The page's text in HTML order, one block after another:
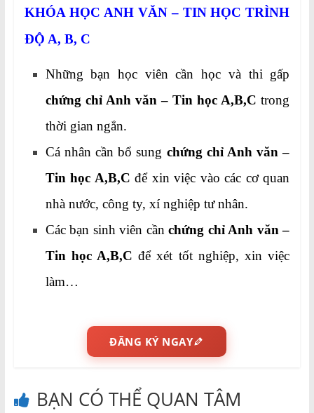
KHÓA HỌCANH VĂN – TIN HỌC TRÌNH
ĐỘ A, B, C
Những bạn học viên cần học và thi gấp
chứng chỉ Anh văn – Tin học A,B,C trong
thời gian ngắn.
Cá nhân cần bổ sung chứng chỉ Anh văn –
Tin học A,B,C để xin việc vào các cơ quan
nhà nước, công ty, xí nghiệp tư nhân.
Các bạn sinh viên cầnchứng chỉ Anh văn –
Tin học A,B,C để xét tốt nghiệp, xin việc
làm…
ĐĂNG KÝ NGAY
BẠN CÓ THỂ QUAN TÂM